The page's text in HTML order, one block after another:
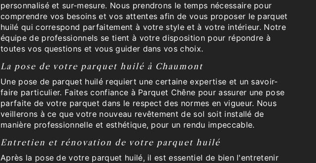
personnalisé et sur-mesure. Nous prendrons le temps nécessaire pour
comprendre vos besoins et vos attentes afin de vous proposer le parquet
huilé qui correspond parfaitement à votre style et à votre intérieur. Notre
équipe de professionnels se tient à votre disposition pour répondre à
toutes vos questions et vous guider dans vos choix.
La pose de votre parquet huilé à Chaumont
Une pose de parquet huilé requiert une certaine expertise et un savoir-
faire particulier. Faites confiance à Parquet Chêne pour assurer une pose
parfaite de votre parquet dans le respect des normes en vigueur. Nous
veillerons à ce que votre nouveau revêtement de sol soit installé de
manière professionnelle et esthétique, pour un rendu impeccable.
Entretien et rénovation de votre parquet huilé
Après la pose de votre parquet huilé, il est essentiel de bien l'entretenir